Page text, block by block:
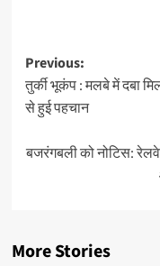
Previous:
तुर्की भूकंप : मलबे में दबा
से हुई पहचान
बजरंगबली को नोटिस:
More Stories